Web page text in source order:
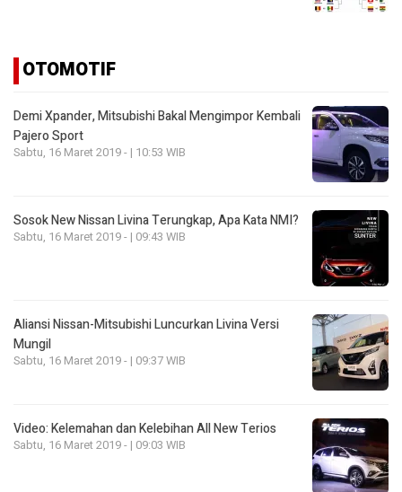
OTOMOTIF
Demi Xpander, Mitsubishi Bakal Mengimpor Kembali
Pajero Sport
Sabtu, 16 Maret 2019 - | 10:53 WIB
Sosok New Nissan Livina Terungkap, Apa Kata NMI?
Sabtu, 16 Maret 2019 - | 09:43 WIB
Aliansi Nissan-Mitsubishi Luncurkan Livina Versi
Mungil
Sabtu, 16 Maret 2019 - | 09:37 WIB
Video: Kelemahan dan Kelebihan All New Terios
Sabtu, 16 Maret 2019 - | 09:03 WIB